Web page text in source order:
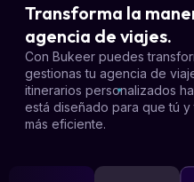
Transforma la
agencia de viajes.
Con Bukeer puedes
gestionas tu agencia de
itinerarios personalizados
está diseñado para que tú
más eficiente.